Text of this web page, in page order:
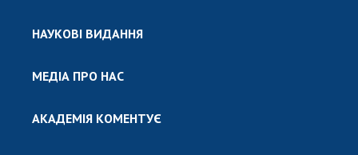
НАУКОВІ ВИДАННЯ
МЕДІА ПРО НАС
АКАДЕМІЯ КОМЕНТУЄ